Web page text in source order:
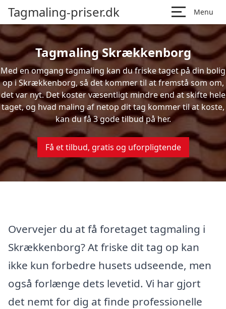
Tagmaling-priser.dk Menu
Tagmaling Skrækkenborg
Med en omgang tagmaling kan du friske taget på din bolig
op i Skrækkenborg, så det kommer til at fremstå som om,
det var nyt. Det koster væsentligt mindre end at skifte hele
taget, og hvad maling af netop dit tag kommer til at koste,
kan du få 3 gode tilbud på her.
Få et tilbud, gratis og uforpligtende
Overvejer du at få foretaget tagmaling i
Skrækkenborg? At friske dit tag op kan
ikke kun forbedre husets udseende, men
også forlænge dets levetid. Vi har gjort
det nemt for dig at finde professionelle